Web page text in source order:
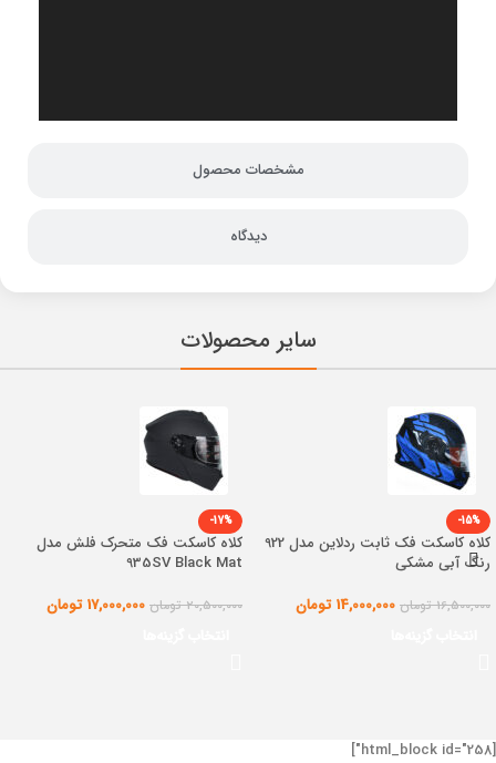
مشخصات محصول
دیدگاه
سایر محصولات
-15%
کلاه کاسکت فک ثابت ردلاین مدل 922
رنگ آبی مشکی
16,500,000 تومان 14,000,000 تومان
-17%
کلاه کاسکت فک متحرک فلش مدل
935SV Black Mat
20,500,000 تومان 17,000,000 تومان
[html_block id="258"]